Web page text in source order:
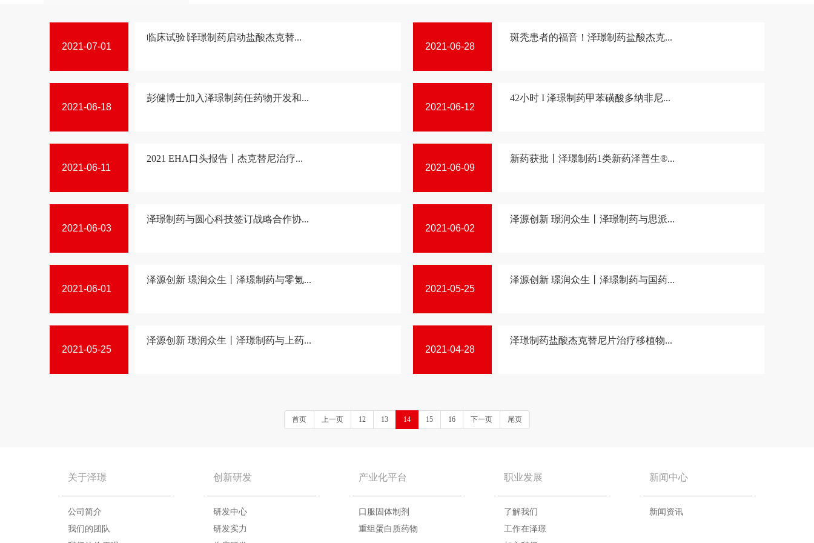
2021-07-01
临床试验∣泽璟制药启动盐酸杰克替...
2021-06-28
斑秃患者的福音！泽璟制药盐酸杰克...
2021-06-18
彭健博士加入泽璟制药任药物开发和...
2021-06-12
42小时 I 泽璟制药甲苯磺酸多纳非尼...
2021-06-11
2021 EHA口头报告丨杰克替尼治疗...
2021-06-09
新药获批丨泽璟制药1类新药泽普生®...
2021-06-03
泽璟制药与圆心科技签订战略合作协...
2021-06-02
泽源创新 璟润众生丨泽璟制药与思派...
2021-06-01
泽源创新 璟润众生丨泽璟制药与零氪...
2021-05-25
泽源创新 璟润众生丨泽璟制药与国药...
2021-05-25
泽源创新 璟润众生丨泽璟制药与上药...
2021-04-28
泽璟制药盐酸杰克替尼片治疗移植物...
首页 上一页 12 13 14 15 16 下一页 尾页
关于泽璟
公司简介
我们的团队
创新研发
研发中心
研发实力
产业化平台
口服固体制剂
重组蛋白质药物
职业发展
了解我们
工作在泽璟
新闻中心
新闻资讯